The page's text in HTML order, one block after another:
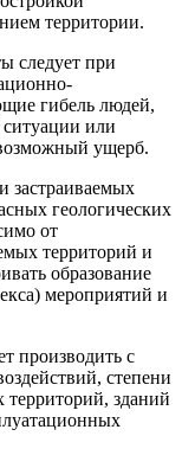
территории.
следу­ет при
гибель людей,
или
ущерб.
застра­иваемых
геологических
от
территорий и
образование
мероприятий и
про­изводить с
степени
зданий